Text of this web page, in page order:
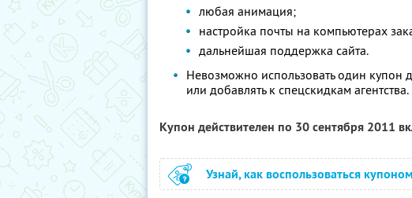
любая анимация;
настройка почты на компьютерах
дальнейшая поддержка сайта.
Невозможно использовать один купон
или добавлять к спецскидкам агентства.
Купон действителен по 30 сентября 2011
Узнай, как воспользоваться купоном